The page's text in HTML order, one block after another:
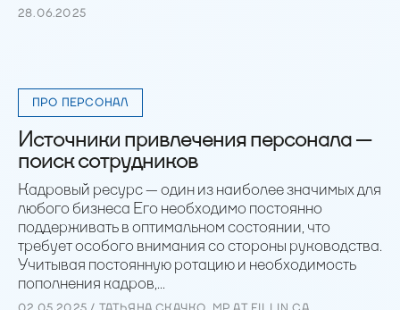
28.06.2025
ПРО ПЕРСОНАЛ
Источники привлечения персонала —
поиск сотрудников
Кадровый ресурс — один из наиболее значимых для
любого бизнеса Его необходимо постоянно
поддерживать в оптимальном состоянии, что
требует особого внимания со стороны руководства.
Учитывая постоянную ротацию и необходимость
пополнения кадров,...